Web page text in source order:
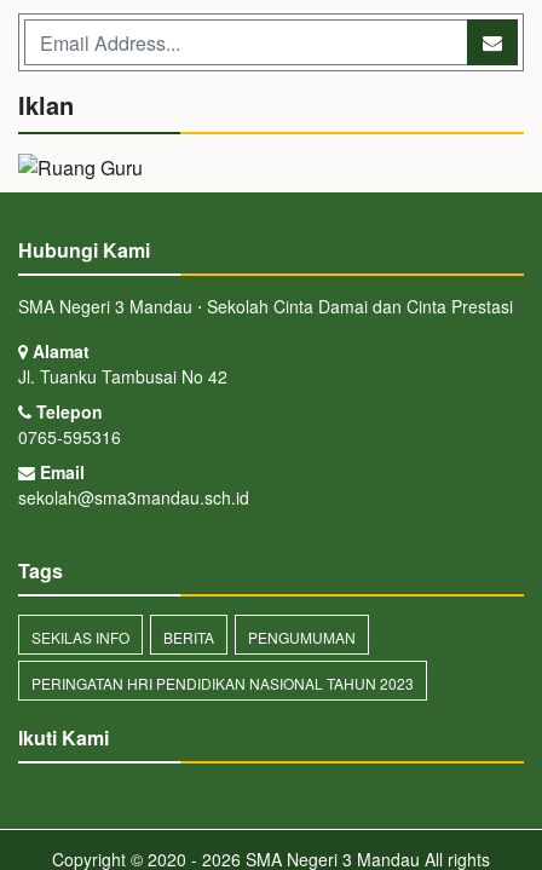
Iklan
Hubungi Kami
SMA Negeri 3 Mandau ⋅ Sekolah Cinta Damai dan Cinta Prestasi
Alamat
Jl. Tuanku Tambusai No 42
Telepon
0765-595316
Email
sekolah@sma3mandau.sch.id
Tags
SEKILAS INFO BERITA PENGUMUMAN
PERINGATAN HRI PENDIDIKAN NASIONAL TAHUN 2023
Ikuti Kami
Copyright © 2020 - 2026 SMA Negeri 3 Mandau All rights